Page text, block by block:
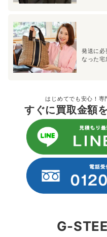
発送に必
なった宅
はじめてでも安心！専
すぐに買取金額
G-